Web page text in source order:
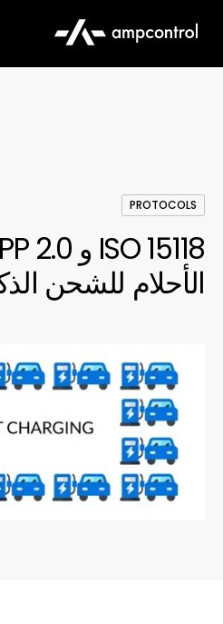
PROTOCOLS
الأحلام للشحن